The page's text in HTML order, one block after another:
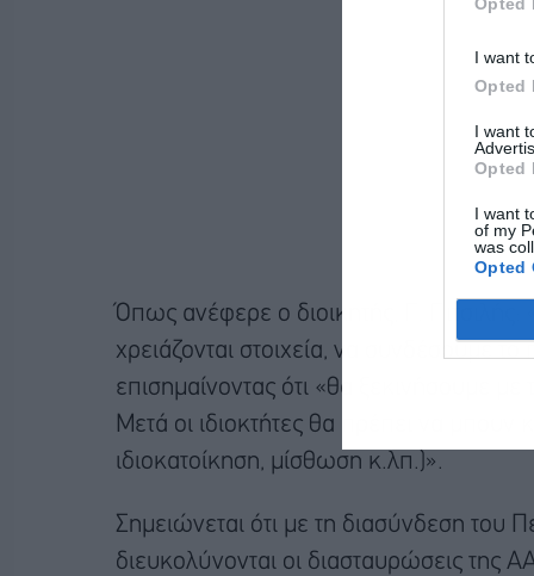
I want
Opted
I want
Opted
I want
of my
was
Opted
Όπως ανέφερε ο διοικητής, Γ. Πιτσιλής:
χρειάζονται στοιχεία, να συνδέσουμε το
επισημαίνοντας ότι «θα ξεκινήσουμε
Μετά οι ιδιοκτήτες θα πρέπει να μπουν
ιδιοκατοίκηση, μίσθωση κ.λπ.)».
Σημειώνεται ότι με τη διασύνδεση του
διευκολύνονται οι διασταυρώσεις της